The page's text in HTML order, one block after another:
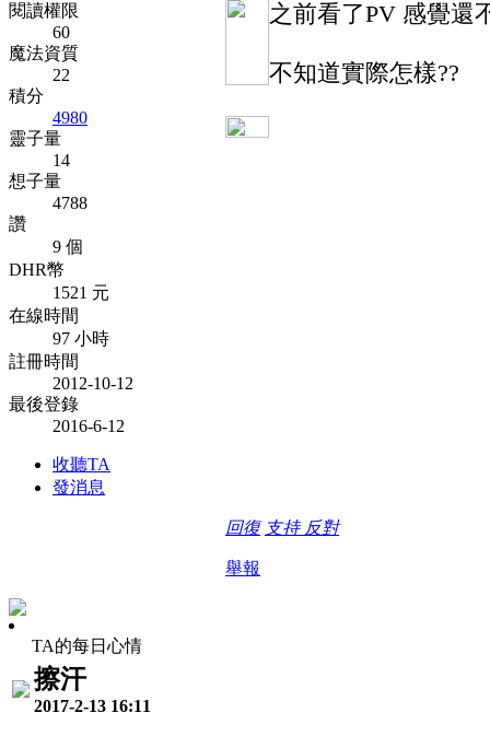
閱讀權限
60
魔法資質
22
積分
4980
靈子量
14
想子量
4788
讚
9 個
DHR幣
1521 元
在線時間
97 小時
註冊時間
2012-10-12
最後登錄
2016-6-12
收聽TA
發消息
之前看了PV 感覺還
不知道實際怎樣??
回復 支持 反對
舉報
TA的每日心情
擦汗
2017-2-13 16:11